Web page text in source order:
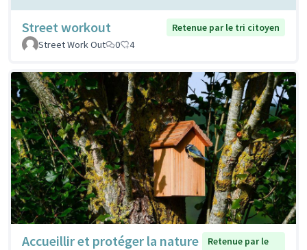
Street workout
Retenue par le tri citoyen
Street Work Out
0 4
Accueillir et protéger la nature
Retenue par le